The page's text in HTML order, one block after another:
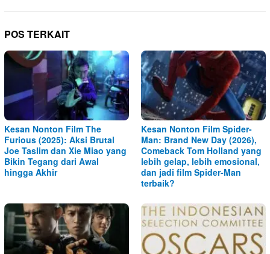
POS TERKAIT
Kesan Nonton Film The
Furious (2025): Aksi Brutal
Joe Taslim dan Xie Miao yang
Bikin Tegang dari Awal
hingga Akhir
Kesan Nonton Film Spider-
Man: Brand New Day (2026),
Comeback Tom Holland yang
lebih gelap, lebih emosional,
dan jadi film Spider-Man
terbaik?